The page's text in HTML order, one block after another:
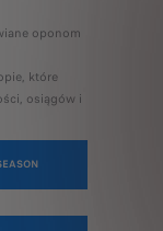
oponom
które
osiągów i